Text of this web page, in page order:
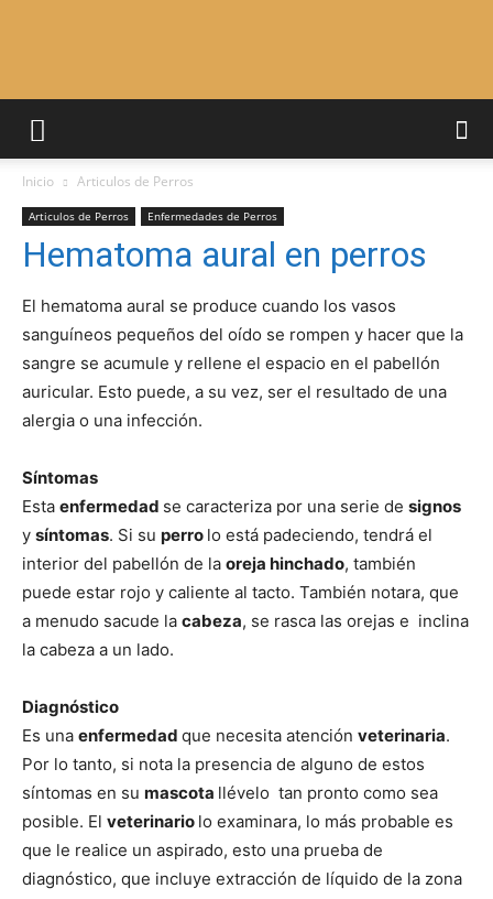
Adiestrar
–
Razas
Perros
Fotos
de
Inicio Articulos de Perros
Articulos de Perros Enfermedades de Perros
Hematoma aural en perros
El hematoma aural se produce cuando los vasos
sanguíneos pequeños del oído se rompen y hacer que la
sangre se acumule y rellene el espacio en el pabellón
auricular. Esto puede, a su vez, ser el resultado de una
alergia o una infección.
Síntomas
Esta enfermedad se caracteriza por una serie de signos
y síntomas. Si su perro lo está padeciendo, tendrá el
interior del pabellón de la oreja hinchado, también
puede estar rojo y caliente al tacto. También notara, que
a menudo sacude la cabeza, se rasca las orejas e inclina
la cabeza a un lado.
Diagnóstico
Es una enfermedad que necesita atención veterinaria.
Por lo tanto, si nota la presencia de alguno de estos
síntomas en su mascota llévelo tan pronto como sea
posible. El veterinario lo examinara, lo más probable es
que le realice un aspirado, esto una prueba de
diagnóstico, que incluye extracción de líquido de la zona